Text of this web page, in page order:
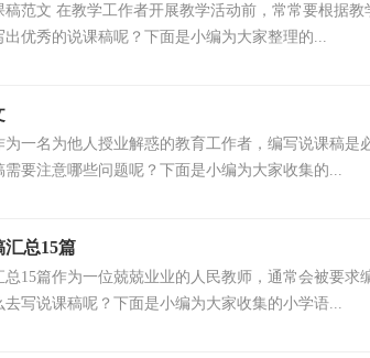
稿范文 在教学工作者开展教学活动前，常常要根据
优秀的说课稿呢？下面是小编为大家整理的...
为一名为他人授业解惑的教育工作者，编写说课稿
要注意哪些问题呢？下面是小编为大家收集的...
总15篇
15篇作为一位兢兢业业的人民教师，通常会被要
写说课稿呢？下面是小编为大家收集的小学语...